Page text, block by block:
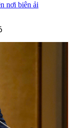
nơi biên ải